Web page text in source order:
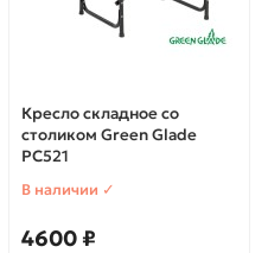
Кресло складное со
столиком Green Glade
РС521
В наличии ✓
4600 ₽